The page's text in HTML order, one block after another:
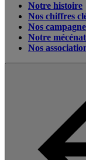
Notre histoire
Nos chiffres
Nos
Notre mécénat
Nos